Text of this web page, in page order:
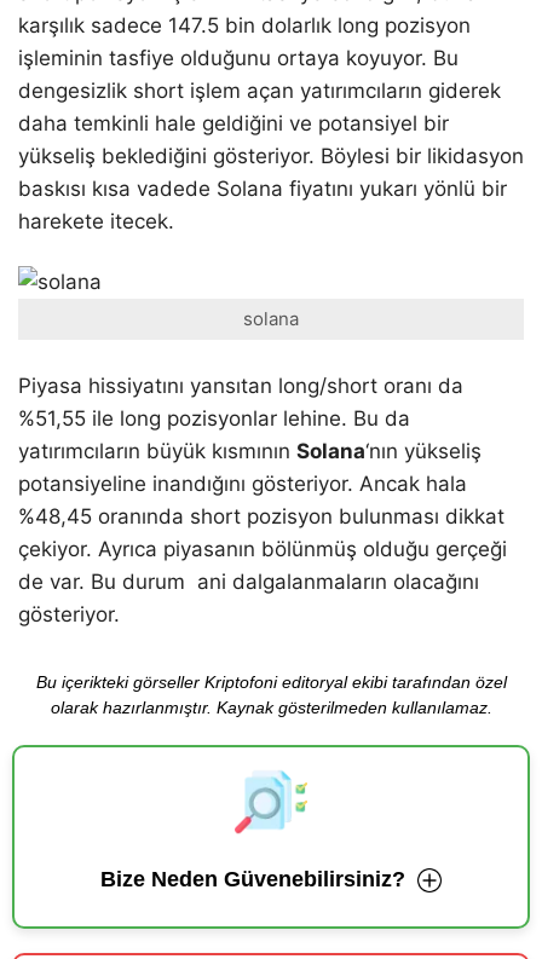
karşılık sadece 147.5 bin dolarlık long pozisyon
işleminin tasfiye olduğunu ortaya koyuyor. Bu
dengesizlik short işlem açan yatırımcıların giderek
daha temkinli hale geldiğini ve potansiyel bir
yükseliş beklediğini gösteriyor. Böylesi bir likidasyon
baskısı kısa vadede Solana fiyatını yukarı yönlü bir
harekete itecek.
solana
Piyasa hissiyatını yansıtan long/short oranı da
%51,55 ile long pozisyonlar lehine. Bu da
yatırımcıların büyük kısmının Solana‘nın yükseliş
potansiyeline inandığını gösteriyor. Ancak hala
%48,45 oranında short pozisyon bulunması dikkat
çekiyor. Ayrıca piyasanın bölünmüş olduğu gerçeği
de var. Bu durum ani dalgalanmaların olacağını
gösteriyor.
Bu içerikteki görseller Kriptofoni editoryal ekibi tarafından özel
olarak hazırlanmıştır. Kaynak gösterilmeden kullanılamaz.
Bize Neden Güvenebilirsiniz?